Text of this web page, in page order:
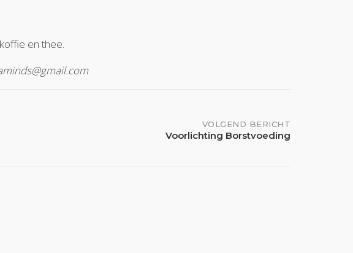
en thee.
VOLGEND BERICHT
Voorlichting Borstvoeding